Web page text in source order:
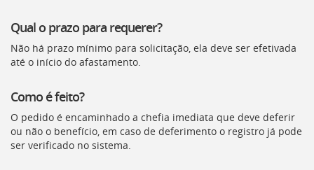
busca
[]
Voltar
início
deste
menu
[]
Qual o prazo para requerer?
Não há prazo mínimo para solicitação, ela deve ser efetivada
até o início do afastamento.
Como é feito?
O pedido é encaminhado a chefia imediata que deve deferir
ou não o benefício, em caso de deferimento o registro já pode
ser verificado no sistema.